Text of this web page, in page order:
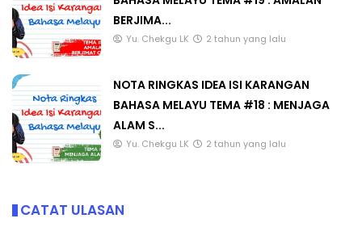
BERJIMA...
Yu. Chekgu LK 2 tahun yang lalu
NOTA RINGKAS IDEA ISI KARANGAN
BAHASA MELAYU TEMA #18 : MENJAGA
ALAM S...
Yu. Chekgu LK 2 tahun yang lalu
CATAT ULASAN